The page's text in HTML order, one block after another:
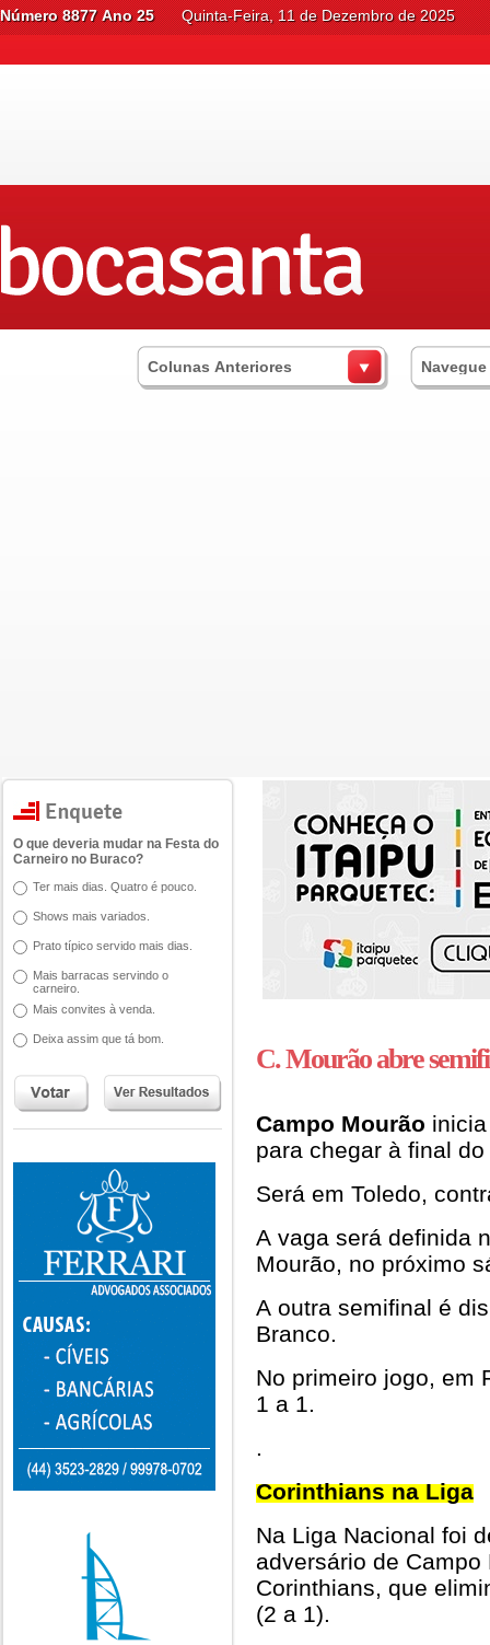
Número 8877 Ano 25 Quinta-Feira, 11 de Dezembro de 2025
Colunas Anteriores
O que deveria mudar na Festa do
Carneiro no Buraco?
Ter mais dias. Quatro é pouco.
Shows mais variados.
Prato típico servido mais dias.
Mais barracas servindo o
carneiro.
Mais convites à venda.
Deixa assim que tá bom.
C. Mourão abre
Campo Mourão
para chegar à final
Será em Toledo,
A vaga será definida
Mourão, no próximo
A outra semifinal é
Branco.
No primeiro jogo, em
1 a 1.
.
Corinthians na Liga
Na Liga Nacional foi
adversário de
Corinthians, que
(2 a 1).